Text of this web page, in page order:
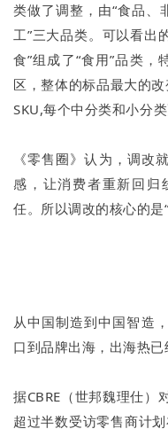
类做了调整，由“食品、
工”三大品类。可以看出
食”组成了“食用”品类，
区，整体的标品最大的
SKU,每个中分类和小分类
《零售圈》认为，调改
感，让消费者重新回归
任。所以调改的核心的是“
从中国制造到中国智造
口到品牌出海，出海热已
据CBRE（世邦魏理仕）
超过半数受访零售商计